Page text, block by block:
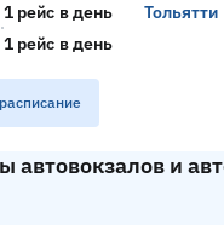
1 рейс в день
Колос
1 рейс в день
автовокзалов и